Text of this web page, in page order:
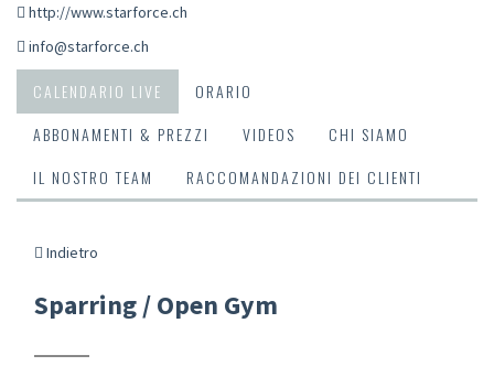
http://www.starforce.ch
info@starforce.ch
CALENDARIO LIVE
ORARIO
ABBONAMENTI & PREZZI
VIDEOS
CHI SIAMO
IL NOSTRO TEAM
RACCOMANDAZIONI DEI CLIENTI
Indietro
Sparring / Open Gym